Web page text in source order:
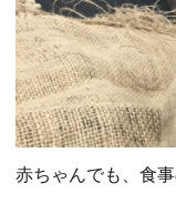
赤ちゃんでも、食